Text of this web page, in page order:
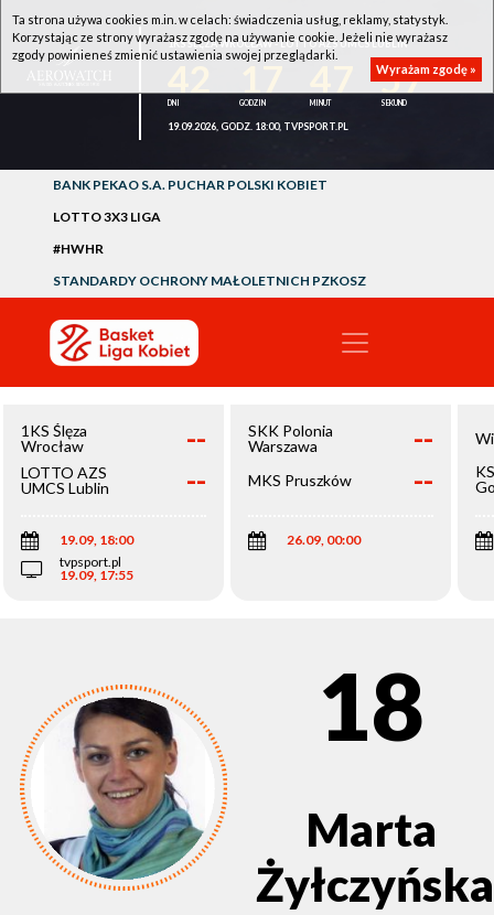
1KS ŚLĘZA WROCŁAW - LOTTO AZS UMCS LUBLIN
57
19.09.2026, GODZ. 18:00, TVPSPORT.PL
BANK PEKAO S.A. PUCHAR POLSKI KOBIET
LOTTO 3X3 LIGA
#HWHR
STANDARDY OCHRONY MAŁOLETNICH PZKOSZ
1KS Ślęza
Wrocław
--
LOTTO AZS
UMCS Lublin
--
19.09, 18:00
tvpsport.pl
19.09, 17:55
SKK Polonia
Warszawa
--
MKS Pruszków --
26.09, 00:00
18
Marta
Żyłczyńska
Ta strona używa cookies m.in. w celach: świadczenia usług, reklamy, statystyk.
Korzystając ze strony wyrażasz zgodę na używanie cookie. Jeżeli nie wyrażasz
zgody powinieneś zmienić ustawienia swojej przeglądarki.
Wyrażam zgodę »